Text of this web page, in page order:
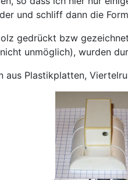
und schliff dann die
gedrückt bzw
unmöglich), wurden
aus Plastikplatten,